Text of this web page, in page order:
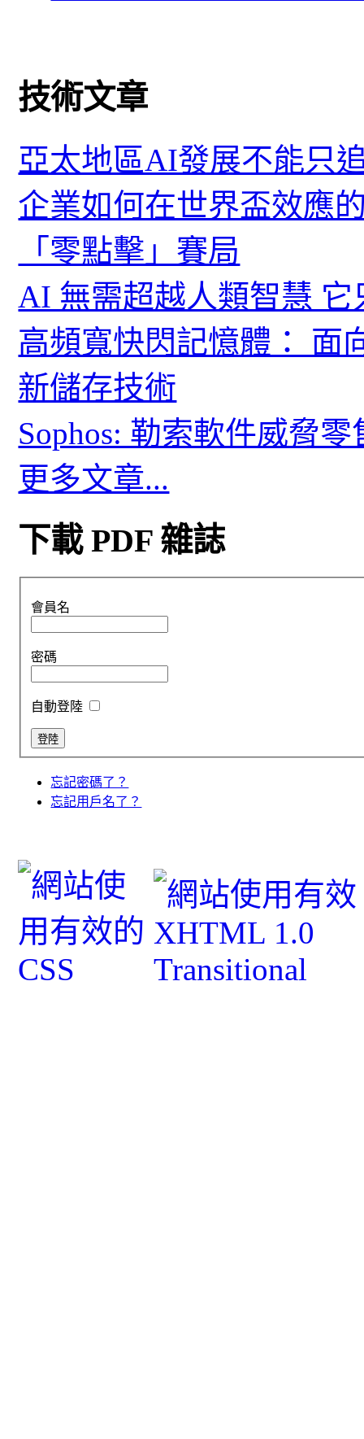
技術文章
亞太地區AI發展不能只
企業如何在世界盃效應
「零點擊」賽局
AI 無需超越人類智慧
高頻寬快閃記憶體： 面
新儲存技術
Sophos: 勒索軟件威脅
更多文章...
下載 PDF 雜誌
會員名
密碼
自動登陸
忘記密碼了？
忘記用戶名了？